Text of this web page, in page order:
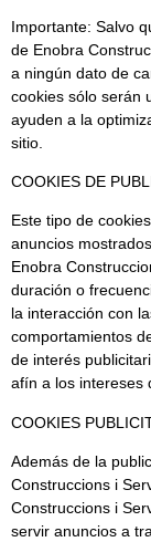
Importante: Salvo
de Enobra
a ningún dato de
cookies sólo serán
ayuden a la
sitio.
COOKIES DE
Este tipo de
anuncios
Enobra
duración o
la interacción con
comportamientos
de interés
afín a los intereses
COOKIES
Además de la
Construccions i
Construccions i
servir anuncios a